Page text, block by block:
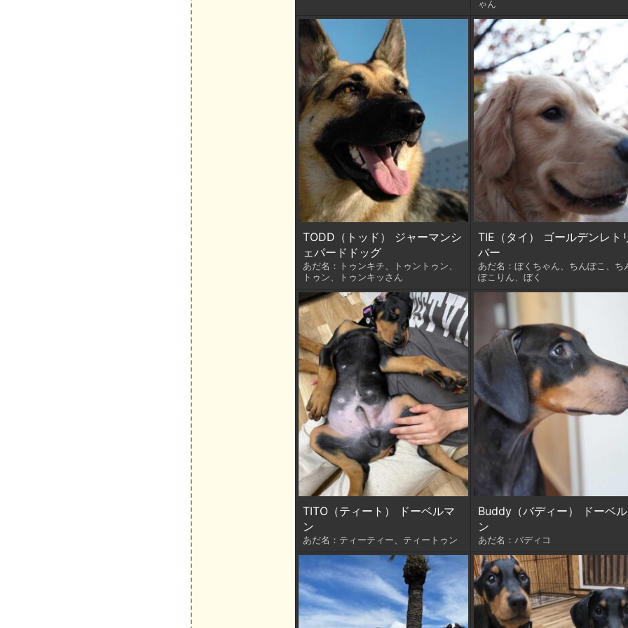
ゃん
TODD（トッド） ジャーマンシ
ェパードドッグ
あだ名：トゥンキチ、トゥントゥン、
トゥン、トゥンキッさん
TIE（タイ） ゴールデンレト
バー
あだ名：ぼくちゃん、ちんぽこ、ち
ぽこりん、ぼく
TITO（ティート） ドーベルマ
ン
あだ名：ティーティー、ティートゥン
Buddy（バディー） ドーベ
ン
あだ名：バディコ